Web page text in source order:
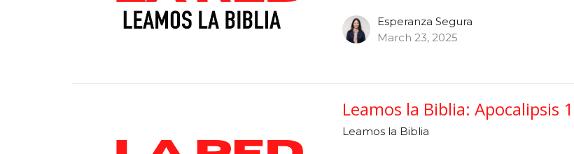
Esperanza Segura
March 23, 2025
Leamos la Biblia: Apocalipsis
Leamos la Biblia